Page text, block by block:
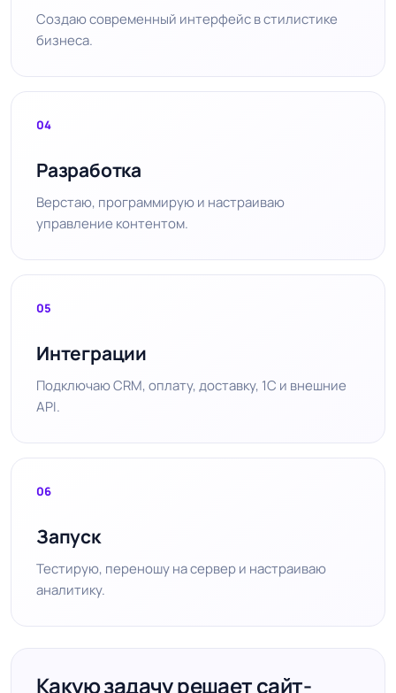
Создаю современный интерфейс в стилистике
бизнеса.
04
Разработка
Верстаю, программирую и настраиваю
управление контентом.
05
Интеграции
Подключаю CRM, оплату, доставку, 1С и внешние
API.
06
Запуск
Тестирую, переношу на сервер и настраиваю
аналитику.
Какую задачу решает сайт-